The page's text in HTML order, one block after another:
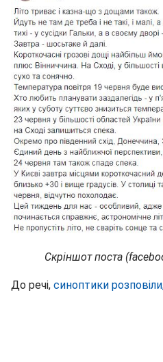
Скріншот поста
До речі, синоптики